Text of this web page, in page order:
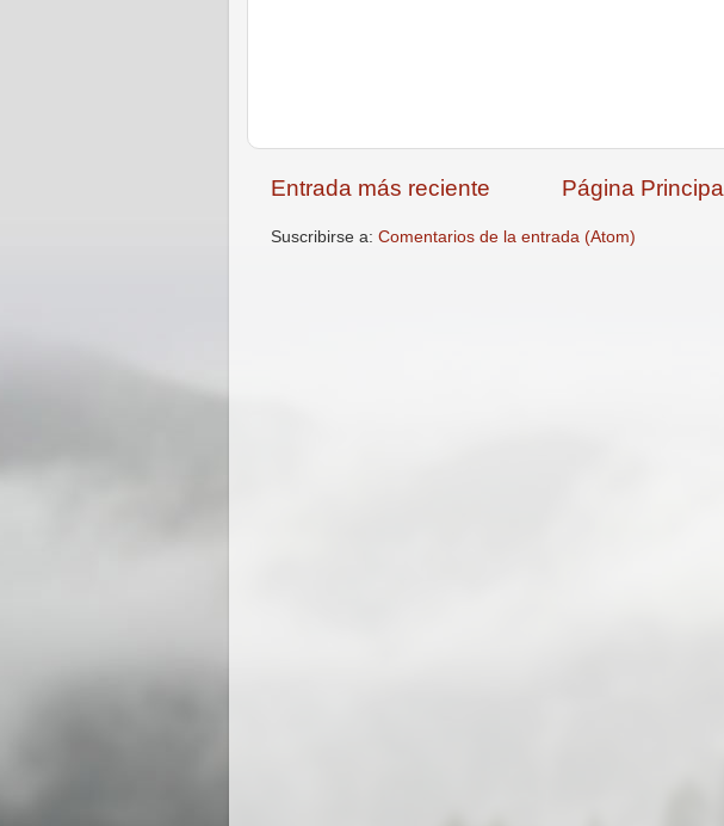
Entrada más reciente Página Principal
Suscribirse a: Comentarios de la entrada (Atom)